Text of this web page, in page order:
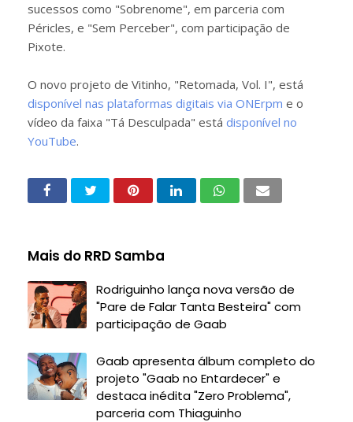
sucessos como "Sobrenome", em parceria com
Péricles, e "Sem Perceber", com participação de
Pixote.
O novo projeto de Vitinho, "Retomada, Vol. I", está
disponível nas plataformas digitais via ONErpm e o
vídeo da faixa "Tá Desculpada" está disponível no
YouTube.
Mais do RRD Samba
Rodriguinho lança nova versão de
"Pare de Falar Tanta Besteira" com
participação de Gaab
Gaab apresenta álbum completo do
projeto "Gaab no Entardecer" e
destaca inédita "Zero Problema",
parceria com Thiaguinho